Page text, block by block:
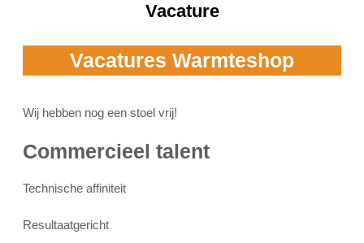
Vacature
Vacatures Warmteshop
Wij hebben nog een stoel vrij!
Commercieel talent
Technische affiniteit
Resultaatgericht